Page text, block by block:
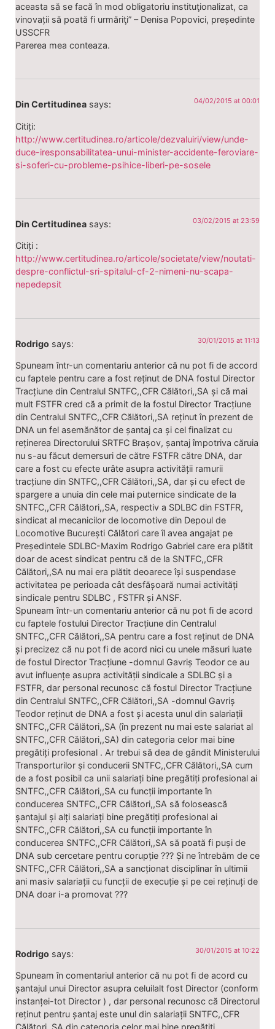
aceasta să se facă în mod obligatoriu instituţionalizat, ca
vinovații să poată fi urmăriţi” – Denisa Popovici, președinte
USSCFR
Parerea mea conteaza.
Din Certitudinea says: 04/02/2015 at 00:01
Citiți:
http://www.certitudinea.ro/articole/dezvaluiri/view/unde-
duce-iresponsabilitatea-unui-minister-accidente-feroviare-
si-soferi-cu-probleme-psihice-liberi-pe-sosele
Din Certitudinea says: 03/02/2015 at 23:59
Citiți :
http://www.certitudinea.ro/articole/societate/view/noutati-
despre-conflictul-sri-spitalul-cf-2-nimeni-nu-scapa-
nepedepsit
Rodrigo says: 30/01/2015 at 11:13
Spuneam într-un comentariu anterior că nu pot fi de accord
cu faptele pentru care a fost reținut de DNA fostul Director
Tracțiune din Centralul SNTFC,,CFR Călători,,SA și că mai
mult FSTFR cred că a primit de la fostul Director Tracțiune
din Centralul SNTFC,,CFR Călători,,SA reținut în prezent de
DNA un fel asemănător de șantaj ca și cel finalizat cu
reținerea Directorului SRTFC Brașov, șantaj împotriva căruia
nu s-au făcut demersuri de către FSTFR către DNA, dar
care a fost cu efecte urâte asupra activității ramurii
tracțiune din SNTFC,,CFR Călători,,SA, dar și cu efect de
spargere a unuia din cele mai puternice sindicate de la
SNTFC,,CFR Călători,,SA, respectiv a SDLBC din FSTFR,
sindicat al mecanicilor de locomotive din Depoul de
Locomotive București Călători care îl avea angajat pe
Președintele SDLBC-Maxim Rodrigo Gabriel care era plătit
doar de acest sindicat pentru că de la SNTFC,,CFR
Călători,,SA nu mai era plătit deoarece își suspendase
activitatea pe perioada cât desfășoară numai activități
sindicale pentru SDLBC , FSTFR și ANSF.
Spuneam într-un comentariu anterior că nu pot fi de acord
cu faptele fostului Director Tracțiune din Centralul
SNTFC,,CFR Călători,,SA pentru care a fost reținut de DNA
și precizez că nu pot fi de acord nici cu unele măsuri luate
de fostul Director Tracțiune -domnul Gavriș Teodor ce au
avut influențe asupra activității sindicale a SDLBC și a
FSTFR, dar personal recunosc că fostul Director Tracțiune
din Centralul SNTFC,,CFR Călători,,SA -domnul Gavriș
Teodor reținut de DNA a fost și acesta unul din salariații
SNTFC,,CFR Călători,,SA (în prezent nu mai este salariat al
SNTFC,,CFR Călători,,SA) din categoria celor mai bine
pregătiți profesional . Ar trebui să dea de gândit Ministerului
Transporturilor și conducerii SNTFC,,CFR Călători,,SA cum
de a fost posibil ca unii salariați bine pregătiți profesional ai
SNTFC,,CFR Călători,,SA cu funcții importante în
conducerea SNTFC,,CFR Călători,,SA să folosească
șantajul și alți salariați bine pregătiți profesional ai
SNTFC,,CFR Călători,,SA cu funcții importante în
conducerea SNTFC,,CFR Călători,,SA să poată fi puși de
DNA sub cercetare pentru corupție ??? Și ne întrebăm de ce
SNTFC,,CFR Călători,,SA a sancționat disciplinar în ultimii
ani masiv salariații cu funcții de execuție și pe cei reținuți de
DNA doar i-a promovat ???
Rodrigo says: 30/01/2015 at 10:22
Spuneam în comentariul anterior că nu pot fi de acord cu
șantajul unui Director asupra celuilalt fost Director (conform
instanței-tot Director ) , dar personal recunosc că Directorul
reținut pentru șantaj este unul din salariații SNTFC,,CFR
Călători,,SA din categoria celor mai bine pregătiți